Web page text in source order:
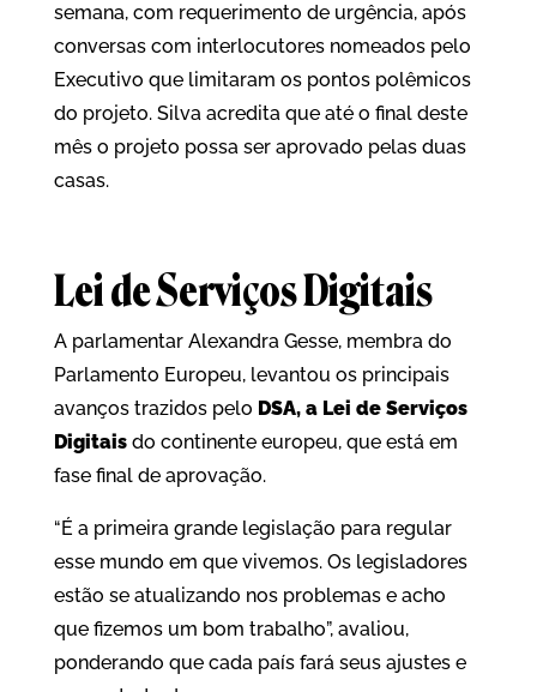
semana, com requerimento de urgência, após
conversas com interlocutores nomeados pelo
Executivo que limitaram os pontos polêmicos
do projeto. Silva acredita que até o final deste
mês o projeto possa ser aprovado pelas duas
casas.
Lei de Serviços Digitais
A parlamentar Alexandra Gesse, membra do
Parlamento Europeu, levantou os principais
avanços trazidos pelo DSA, a Lei de Serviços
Digitaisdo continente europeu, que está em
fase final de aprovação.
“É a primeira grande legislação para regular
esse mundo em que vivemos. Os legisladores
estão se atualizando nos problemas e acho
que fizemos um bom trabalho”, avaliou,
ponderando que cada país fará seus ajustes e